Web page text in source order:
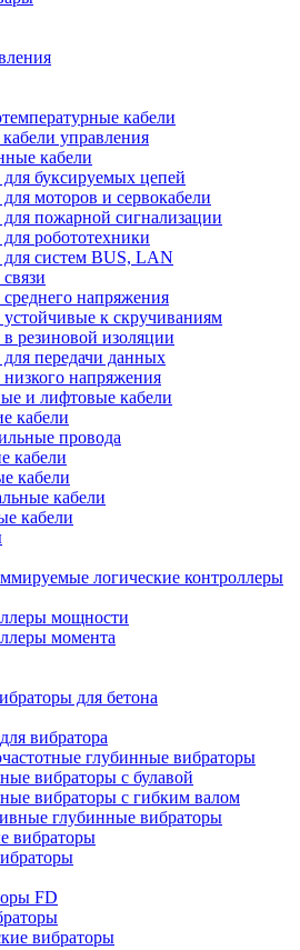
кабели
управления
кабели
буксируемых цепей
моторов и сервокабели
пожарной сигнализации
робототехники
для систем BUS, LAN
напряжения
к скручиваниям
резиновой изоляции
передачи данных
напряжения
и лифтовые кабели
кабели
провода
кабели
кабели
кабели
кабели
логические контроллеры
мощности
момента
для бетона
вибратора
глубинные вибраторы
вибраторы с булавой
вибраторы с гибким валом
глубинные вибраторы
вибраторы
FD
вибраторы